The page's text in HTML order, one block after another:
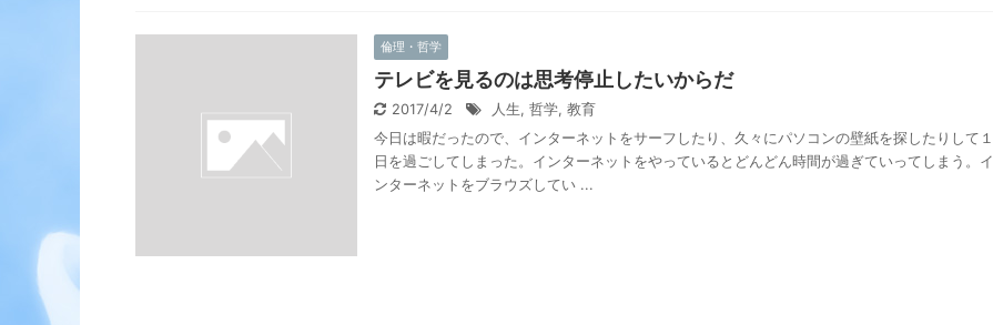
倫理・哲学
テレビを見るのは思考停止したいからだ
2017/4/2 人生, 哲学, 教育
今日は暇だったので、インターネットをサーフしたり、久々にパソコンの壁紙を探したりして１
日を過ごしてしまった。インターネットをやっているとどんどん時間が過ぎていってしまう。イ
ンターネットをブラウズしてい ...